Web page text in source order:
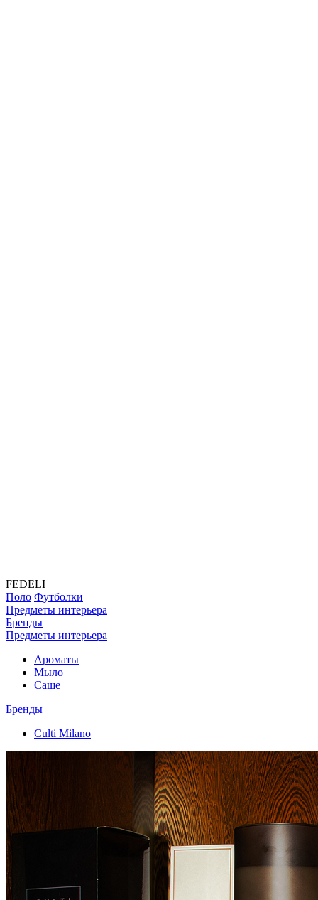
FEDELI
Поло Футболки
Предметы интерьера
Бренды
Предметы интерьера
Ароматы
Мыло
Саше
Бренды
Culti Milano